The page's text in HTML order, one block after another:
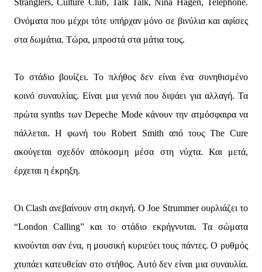
Stranglers, Culture Club, Talk Talk, Nina Hagen, Telephone.
Ονόματα που μέχρι τότε υπήρχαν μόνο σε βινύλια και αφίσες
στα δωμάτια. Τώρα, μπροστά στα μάτια τους.
Το στάδιο βουίζει. Το πλήθος δεν είναι ένα συνηθισμένο
κοινό συναυλίας. Είναι μια γενιά που διψάει για αλλαγή. Τα
πρώτα synths των Depeche Mode κάνουν την ατμόσφαιρα να
πάλλεται. Η φωνή του Robert Smith από τους The Cure
ακούγεται σχεδόν απόκοσμη μέσα στη νύχτα. Και μετά,
έρχεται η έκρηξη.
Οι Clash ανεβαίνουν στη σκηνή. Ο Joe Strummer ουρλιάζει το
“London Calling” και το στάδιο εκρήγνυται. Τα σώματα
κινούνται σαν ένα, η μουσική κυριεύει τους πάντες. Ο ρυθμός
χτυπάει κατευθείαν στο στήθος. Αυτό δεν είναι μια συναυλία.